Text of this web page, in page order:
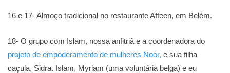
16 e 17- Almoço tradicional no restaurante Afteen, em Belém.
18- O grupo com Islam, nossa anfitriã e a coordenadora do
projeto de empoderamento de mulheres Noor, e sua filha
caçula, Sidra. Islam, Myriam (uma voluntária belga) e eu